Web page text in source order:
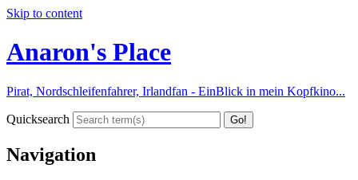
Skip to content
Anaron's Place
Pirat, Nordschleifenfahrer, Irlandfan - EinBlick in mein Kopfkino...
Quicksearch
Navigation